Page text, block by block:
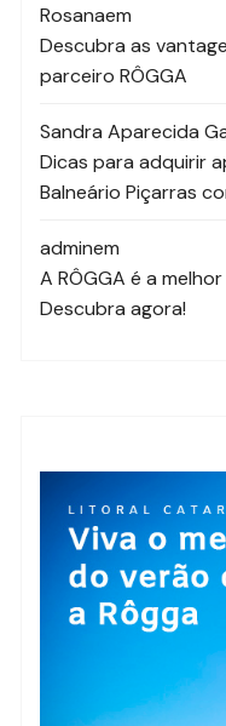
Rosanaem
Descubra as
parceiro RÔGGA
Sandra Aparecida
Dicas para adquirir
Balneário Piçarras
adminem
A RÔGGA é a
Descubra agora!